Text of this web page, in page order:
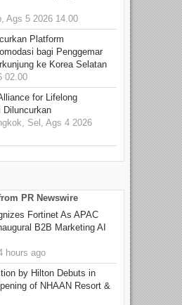
Ags 5 2026 14.00
Platform
bagi Penggemar
ke Korea Selatan
02.00
for Lifelong
Diluncurkan
Sel, Ags 4 2026
PR Newswire
Fortinet As APAC
B2B Marketing AI
hours ago
by Hilton Debuts in
of NHAAN Resort &